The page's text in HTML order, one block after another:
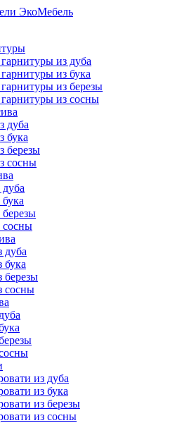
из дуба
из бука
из березы
из сосны
дуба
бука
березы
сосны
дуба
березы
сосны
из дуба
из бука
из березы
из сосны